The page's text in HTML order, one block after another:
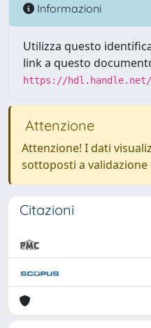
Informazioni
Utilizza questo
link a questo
https://hdl.handle.net/
Attenzione
Attenzione! I dati
sottoposti a
Citazioni